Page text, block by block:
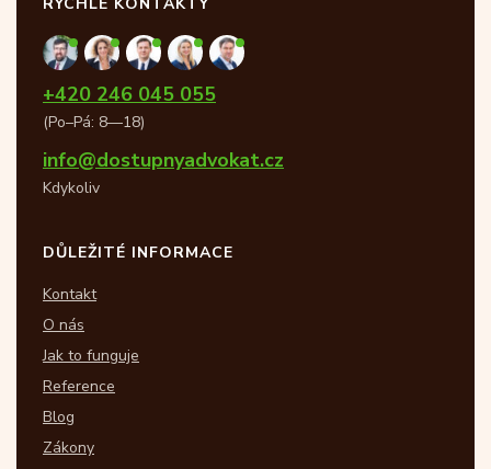
+420 246 045 055
(Po–Pá: 8—18)
info@dostupnyadvokat.cz
Kdykoliv
DŮLEŽITÉ INFORMACE
Kontakt
O nás
Jak to funguje
Reference
Blog
Zákony